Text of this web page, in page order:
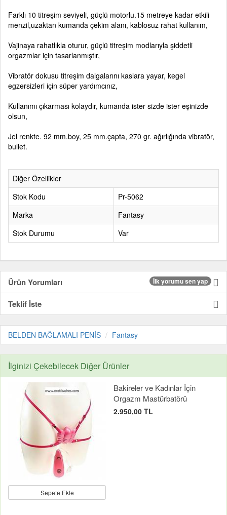
Farklı 10 titreşim seviyeli, güçlü motorlu.15 metreye kadar etkili
menzil,uzaktan kumanda çekim alanı, kablosuz rahat kullanım,
Vajinaya rahatlıkla oturur, güçlü titreşim modlarıyla şiddetli
orgazmlar için tasarlanmıştır,
Vibratör dokusu titreşim dalgalarını kaslara yayar, kegel
egzersizleri için süper yardımcınız,
Kullanımı çıkarması kolaydır, kumanda ister sizde ister eşinizde
olsun,
Jel renkte. 92 mm.boy, 25 mm.çapta, 270 gr. ağırlığında vibratör,
bullet.
Diğer Özellikler
Stok Kodu
Pr-5062
Marka
Fantasy
Stok Durumu
Var
Ürün Yorumları İlk yorumu sen yap
Teklif İste
BELDEN BAĞLAMALI PENİS Fantasy
İlginizi Çekebilecek Diğer Ürünler
Sepete Ekle
Bakireler ve Kadınlar İçin
Orgazm Mastürbatörü
2.950,00 TL